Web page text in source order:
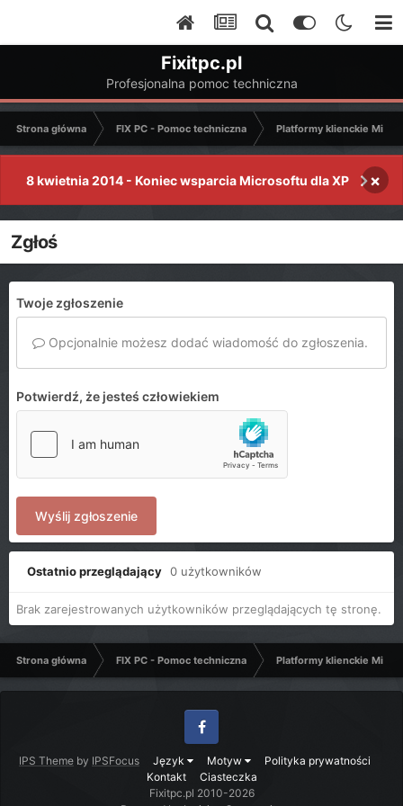
Fixitpc.pl
Profesjonalna pomoc techniczna
Strona główna FIX PC - Pomoc techniczna Platformy klienckie
8 kwietnia 2014 - Koniec wsparcia Microsoftu dla XP ×
Zgłoś
Twoje zgłoszenie
Opcjonalnie możesz dodać wiadomość do zgłoszenia.
Potwierdź, że jesteś człowiekiem
Wyślij zgłoszenie
Ostatnio przeglądający 0 użytkowników
Brak zarejestrowanych użytkowników przeglądających tę stronę.
Strona główna FIX PC - Pomoc techniczna Platformy klienckie
IPS Theme by IPSFocus Język Motyw
Polityka prywatności
Kontakt
Ciasteczka
Facebook
Fixitpc.pl 2010-2026